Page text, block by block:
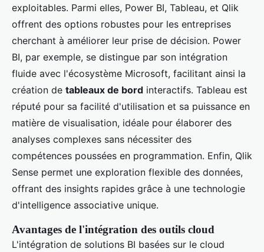
exploitables. Parmi elles, Power BI, Tableau, et Qlik
offrent des options robustes pour les entreprises
cherchant à améliorer leur prise de décision. Power
BI, par exemple, se distingue par son intégration
fluide avec l'écosystème Microsoft, facilitant ainsi la
création de tableaux de bord interactifs. Tableau est
réputé pour sa facilité d'utilisation et sa puissance en
matière de visualisation, idéale pour élaborer des
analyses complexes sans nécessiter des
compétences poussées en programmation. Enfin, Qlik
Sense permet une exploration flexible des données,
offrant des insights rapides grâce à une technologie
d'intelligence associative unique.
Avantages de l'intégration des outils cloud
L'intégration de solutions BI basées sur le cloud